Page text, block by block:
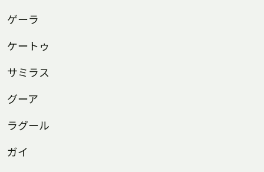
ゲーラ
ケートゥ
サミラス
グーア
ラグール
ガイ